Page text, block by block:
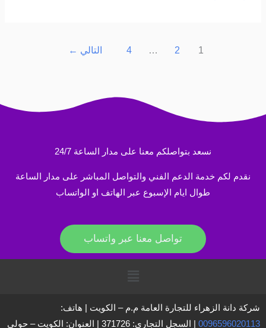
1
2
…
4 التالي ←
نسعد بتواصلكم معنا على مدار الساعة 24/7
نقدم لكم خدمة الدعم الفني والتواصل المباشر على مدار الساعة
طوال ايام الإسبوع عبر الهاتف او الواتساب
تواصل معنا عبر واتساب
شركة دانة الزهراء للتجارة العامة م.م – الكويت | هاتف:
0096596020113
| السجل التجاري: 371726 | العنوان: الكويت – حولي